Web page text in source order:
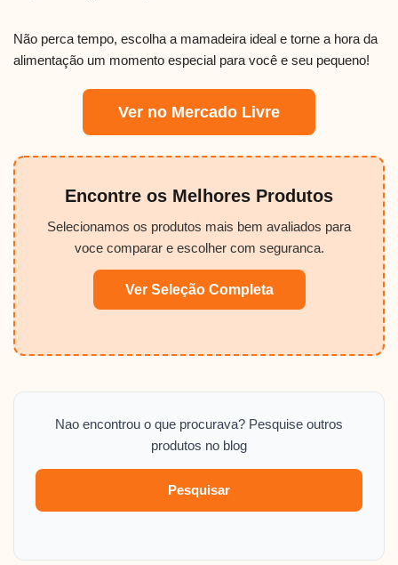
Não perca tempo, escolha a mamadeira ideal e torne a hora da
alimentação um momento especial para você e seu pequeno!
Ver no Mercado Livre
Encontre os Melhores Produtos
Selecionamos os produtos mais bem avaliados para
voce comparar e escolher com seguranca.
Ver Seleção Completa
Nao encontrou o que procurava? Pesquise outros
produtos no blog
Pesquisar